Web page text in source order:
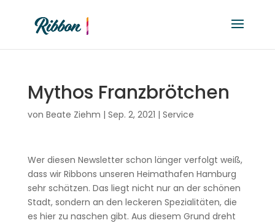
Mythos Franzbrötchen
von Beate Ziehm | Sep. 2, 2021 | Service
Wer diesen Newsletter schon länger verfolgt weiß,
dass wir Ribbons unseren Heimathafen Hamburg
sehr schätzen. Das liegt nicht nur an der schönen
Stadt, sondern an den leckeren Spezialitäten, die
es hier zu naschen gibt. Aus diesem Grund dreht